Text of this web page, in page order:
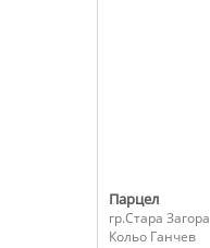
Парцел
гр.Стара Загора
Кольо Ганчев